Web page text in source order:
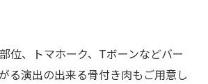
位、トマホーク、Tボーンなどバー
る演出の出来る骨付き肉もご用意し